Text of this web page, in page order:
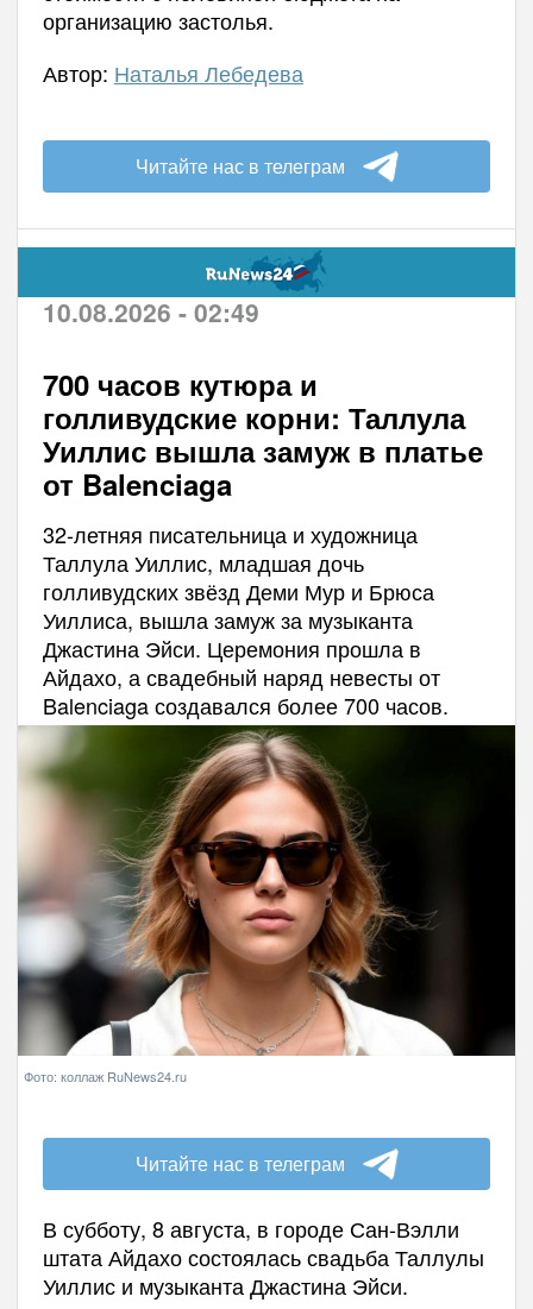
организацию застолья.
Автор: Наталья Лебедева
Читайте нас в телеграм
10.08.2026 - 02:49
700 часов кутюра и
голливудские корни: Таллула
Уиллис вышла замуж в платье
от Balenciaga
32-летняя писательница и художница
Таллула Уиллис, младшая дочь
голливудских звёзд Деми Мур и Брюса
Уиллиса, вышла замуж за музыканта
Джастина Эйси. Церемония прошла в
Айдахо, а свадебный наряд невесты от
Balenciaga создавался более 700 часов.
Фото: коллаж RuNews24.ru
Читайте нас в телеграм
В субботу, 8 августа, в городе Сан-Вэлли
штата Айдахо состоялась свадьба Таллулы
Уиллис и музыканта Джастина Эйси.